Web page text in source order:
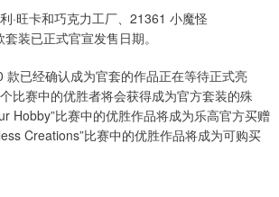
·旺卡和巧克力工厂、21361 小魔怪
装已正式官宣发售日期。
款已经确认成为官套的作品正在等待正式亮
比赛中的优胜者将会获得成为官方套装的殊
Hobby”比赛中的优胜作品将成为乐高官方买赠
Creations”比赛中的优胜作品将成为可购买